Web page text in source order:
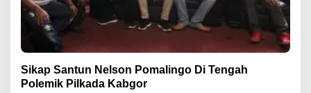
Sikap Santun Nelson Pomalingo Di Tengah
Polemik Pilkada Kabgor